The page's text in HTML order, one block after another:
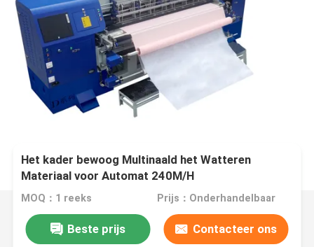
Het kader bewoog Multinaald het Watteren
Materiaal voor Automat 240M/H
MOQ：1 reeks Prijs：Onderhandelbaar
Beste prijs Contacteer ons